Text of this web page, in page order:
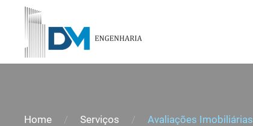
Skip to main content
Home Serviços Avaliações Imobiliárias